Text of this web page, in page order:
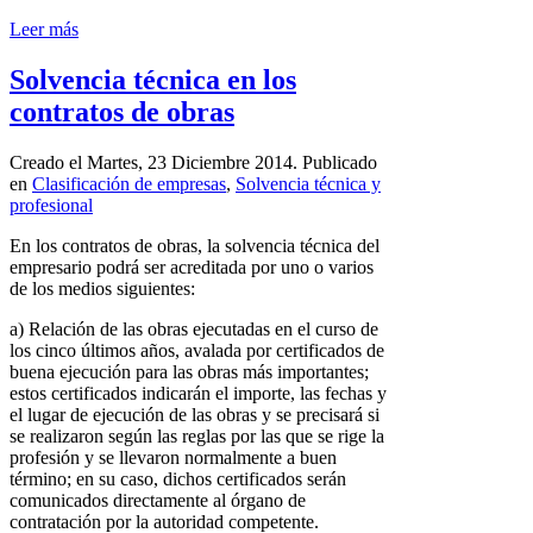
Leer más
Solvencia técnica en los
contratos de obras
Creado el Martes, 23 Diciembre 2014. Publicado
en Clasificación de empresas, Solvencia técnica y
profesional
En los contratos de obras, la solvencia técnica del
empresario podrá ser acreditada por uno o varios
de los medios siguientes:
a) Relación de las obras ejecutadas en el curso de
los cinco últimos años, avalada por certificados de
buena ejecución para las obras más importantes;
estos certificados indicarán el importe, las fechas y
el lugar de ejecución de las obras y se precisará si
se realizaron según las reglas por las que se rige la
profesión y se llevaron normalmente a buen
término; en su caso, dichos certificados serán
comunicados directamente al órgano de
contratación por la autoridad competente.